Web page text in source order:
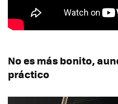
No es más bonito,
práctico